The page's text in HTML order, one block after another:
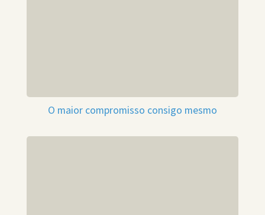
O maior compromisso consigo mesmo